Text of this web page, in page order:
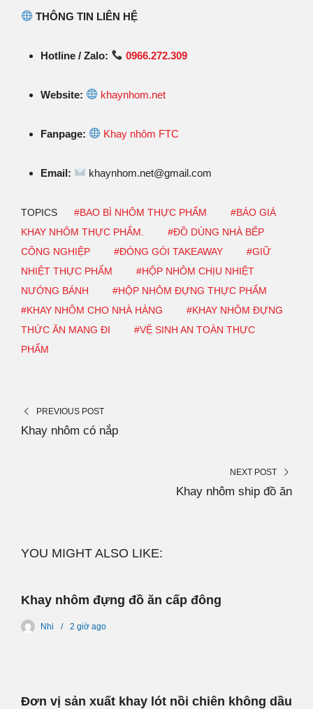
THÔNG TIN LIÊN HỆ
Hotline / Zalo: 0966.272.309
Website: khaynhom.net
Fanpage: Khay nhôm FTC
Email: khaynhom.net@gmail.com
TOPICS #BAO BÌ NHÔM THỰC PHẨM
#BÁO GIÁ
KHAY NHÔM THỰC PHẨM.
#ĐỒ DÙNG NHÀ BẾP
CÔNG NGHIỆP
#ĐÓNG GÓI TAKEAWAY
#GIỮ
NHIỆT THỰC PHẨM
#HỘP NHÔM CHỊU NHIỆT
NƯỚNG BÁNH
#HỘP NHÔM ĐỰNG THỰC PHẨM
#KHAY NHÔM CHO NHÀ HÀNG
#KHAY NHÔM ĐỰNG
THỨC ĂN MANG ĐI
#VỆ SINH AN TOÀN THỰC
PHẨM
PREVIOUS POST
Khay nhôm có nắp
NEXT POST
Khay nhôm ship đồ ăn
YOU MIGHT ALSO LIKE:
Khay nhôm đựng đồ ăn cấp đông
Nhi 2 giờ ago
Đơn vị sản xuất khay lót nồi chiên không dầu